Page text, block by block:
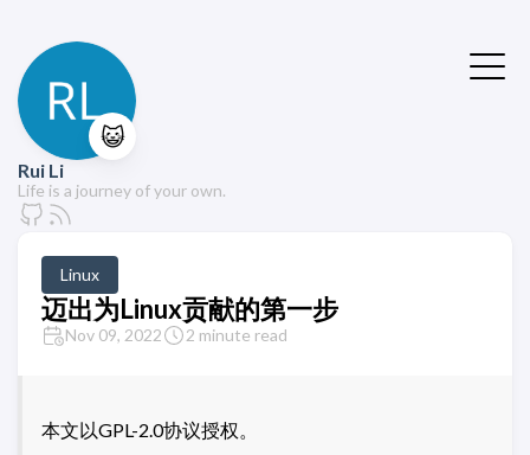
😺
Rui Li
Life is a journey of your own.
Linux
迈出为Linux贡献的第一步
Nov 09, 2022 2 minute read
本文以GPL-2.0协议授权。